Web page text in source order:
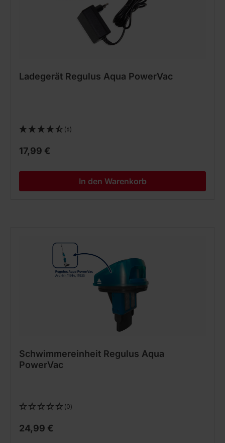
Ladegerät Regulus Aqua PowerVac
(6)
17,99 €
In den Warenkorb
Schwimmereinheit Regulus Aqua
PowerVac
(0)
24,99 €